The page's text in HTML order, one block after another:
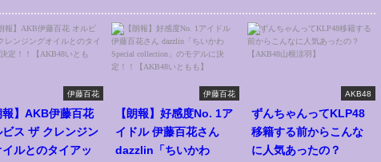
伊藤百花
報】AKB伊藤百花
ビス ザ クレンジン
イルとのタイアッ
伊藤百花
【朗報】好感度No. 1ア
イドル 伊藤百花さん
dazzlin「ちいかわ
AKB48
ずんちゃんってKLP48
移籍する前からこんな
に人気あったの？